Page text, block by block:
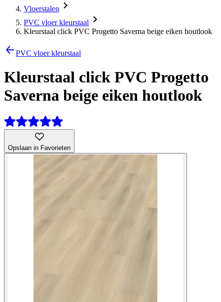
Vloerstalen
PVC vloer kleurstaal
Kleurstaal click PVC Progetto Saverna beige eiken houtlook
PVC vloer kleurstaal
Kleurstaal click PVC Progetto
Saverna beige eiken houtlook
Opslaan in Favorieten